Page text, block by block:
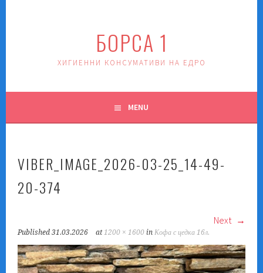
БОРСА 1
ХИГИЕННИ КОНСУМАТИВИ НА ЕДРО
MENU
VIBER_IMAGE_2026-03-25_14-49-
20-374
Next
Published31.03.2026 at1200 × 1600 inКофа с цедка 16л.